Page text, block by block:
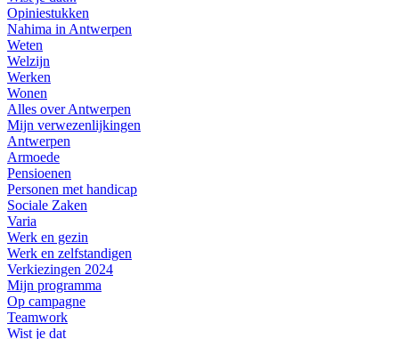
Opiniestukken
Nahima in Antwerpen
Weten
Welzijn
Werken
Wonen
Alles over Antwerpen
Mijn verwezenlijkingen
Antwerpen
Armoede
Pensioenen
Personen met handicap
Sociale Zaken
Varia
Werk en gezin
Werk en zelfstandigen
Verkiezingen 2024
Mijn programma
Op campagne
Teamwork
Wist je dat